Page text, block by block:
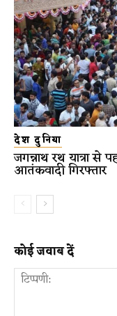
देश दुनिया
जगन्नाथ रथ यात्रा
आतंकवादी गिरफ्तार
कोई जवाब दें